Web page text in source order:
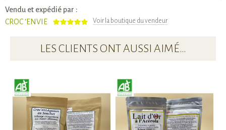
Vendu et expédié par :
CROC ‘ENVIE
Voir la boutique du vendeur
LES CLIENTS ONT AUSSI AIMÉ…